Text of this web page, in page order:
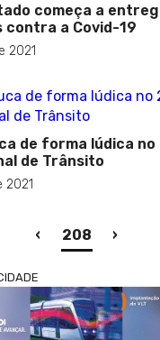
começa a
contra a Covid-19
2021
de forma lúdica no
de Trânsito
2021
‹ 208(current)
›